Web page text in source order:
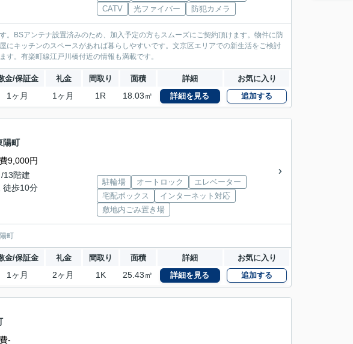
CATV
光ファイバー 防犯カメラ
。BSアンテナ設置済みのため、加入予定の方もスムーズにご契約頂けます。物件に防
にキッチンのスペースがあれば暮らしやすいです。文京区エリアでの新生活をご検討
。有楽町線江戸川橋付近の情報も満載です。
金/保証金 礼金 間取り 面積 詳細 お気に入り
1ヶ月 1ヶ月 1R 18.03㎡ 詳細を見る 追加する
陽町
9,000円
13階建
徒歩10分
駐輪場 オートロック
エレベーター
宅配ボックス
インターネット対応
敷地内ごみ置き場
町
金/保証金 礼金 間取り 面積 詳細 お気に入り
1ヶ月 2ヶ月 1K 25.43㎡ 詳細を見る 追加する
-